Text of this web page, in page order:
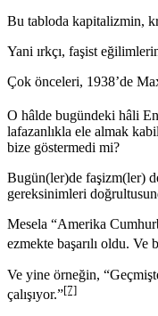
Bu tabloda kapitalizmin,
Yani ırkçı, faşist
Çok önceleri, 1938’de
O hâlde bugündeki hâli
lafazanlıkla ele almak
bize göstermedi mi?
Bugün(ler)de faşizm(ler)
gereksinimleri
Mesela “Amerika
ezmekte başarılı oldu. Ve
Ve yine örneğin,
çalışıyor.”[7]